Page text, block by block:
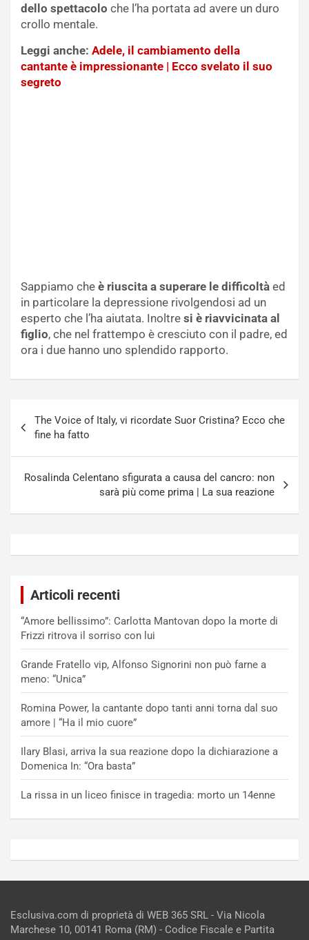
dello spettacolo che l’ha portata ad avere un duro
crollo mentale.
Leggi anche: Adele, il cambiamento della
cantante è impressionante | Ecco svelato il suo
segreto
Sappiamo che è riuscita a superare le difficoltà ed
in particolare la depressione rivolgendosi ad un
esperto che l’ha aiutata. Inoltre si è riavvicinata al
figlio, che nel frattempo è cresciuto con il padre, ed
ora i due hanno uno splendido rapporto.
articoli
The Voice of Italy, vi ricordate Suor Cristina? Ecco che
fine ha fatto
Rosalinda Celentano sfigurata a causa del cancro: non
sarà più come prima | La sua reazione
Articoli recenti
“Amore bellissimo”: Carlotta Mantovan dopo la morte di
Frizzi ritrova il sorriso con lui
Grande Fratello vip, Alfonso Signorini non può farne a
meno: “Unica”
Romina Power, la cantante dopo tanti anni torna dal suo
amore | “Ha il mio cuore”
Ilary Blasi, arriva la sua reazione dopo la dichiarazione a
Domenica In: “Ora basta”
La rissa in un liceo finisce in tragedia: morto un 14enne
Esclusiva.com di proprietà di WEB 365 SRL - Via Nicola
Marchese 10, 00141 Roma (RM) - Codice Fiscale e Partita